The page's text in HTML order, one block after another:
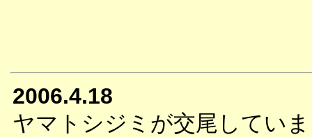
2006.4.18
ヤマトシジミが交尾していま